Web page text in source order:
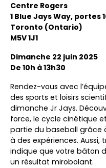
Centre Rogers
1 Blue Jays Way, portes
Toronto (Ontario)
M5V 1J1
Dimanche 22 juin 2025
De 10h à 13h30
Rendez-vous avec
des sports et loisirs
dimanche Jr Jays.
force, le cycle cinétique
partie du baseball grâce
à des expériences. Aussi,
indique que votre bâton
un résultat mirobolant.